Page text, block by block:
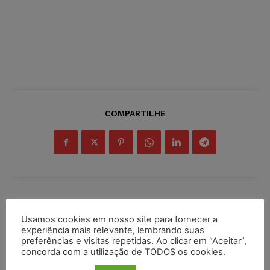
COMPARTILHE
Usamos cookies em nosso site para fornecer a
experiência mais relevante, lembrando suas
preferências e visitas repetidas. Ao clicar em “Aceitar”,
concorda com a utilização de TODOS os cookies.